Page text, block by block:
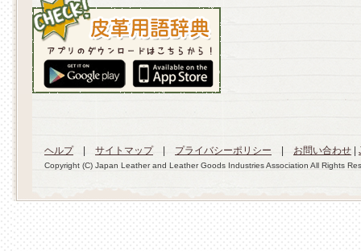
ヘルプ| サイトマップ| プライバシーポリシー お問い合わせ
Copyright (C) Japan Leather and Leather Goods Industries Association All Rights